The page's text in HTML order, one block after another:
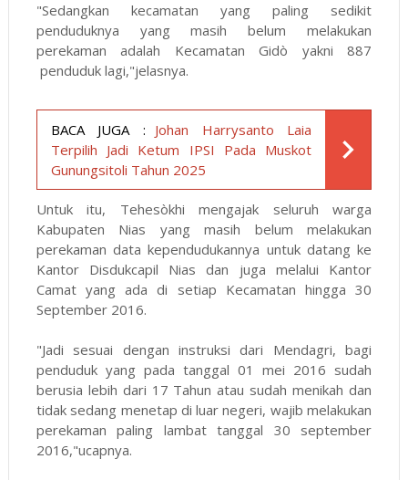
"Sedangkan kecamatan yang paling sedikit
penduduknya yang masih belum melakukan
perekaman adalah Kecamatan Gidò yakni 887
penduduk lagi,"jelasnya.
BACA JUGA : Johan Harrysanto Laia
Terpilih Jadi Ketum IPSI Pada Muskot
Gunungsitoli Tahun 2025
Untuk itu, Tehesòkhi mengajak seluruh warga
Kabupaten Nias yang masih belum melakukan
perekaman data kependudukannya untuk datang ke
Kantor Disdukcapil Nias dan juga melalui Kantor
Camat yang ada di setiap Kecamatan hingga 30
September 2016.
"Jadi sesuai dengan instruksi dari Mendagri, bagi
penduduk yang pada tanggal 01 mei 2016 sudah
berusia lebih dari 17 Tahun atau sudah menikah dan
tidak sedang menetap di luar negeri, wajib melakukan
perekaman paling lambat tanggal 30 september
2016,"ucapnya.